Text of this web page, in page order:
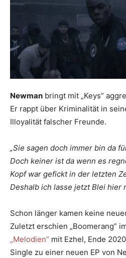
Newman bringt mit „​​Keys”
Er rappt über Kriminalität in
Illoyalität falscher Freunde.
„​​Sie sagen doch immer bin da
Doch keiner ist da wenn es
Kopf war gefickt in der letzten
Deshalb ich lasse jetzt Blei hier
Schon länger kamen keine
Zuletzt erschien „​​Boomerang”
„​​Melodien” mit Ezhel, Ende
Single zu einer neuen EP von